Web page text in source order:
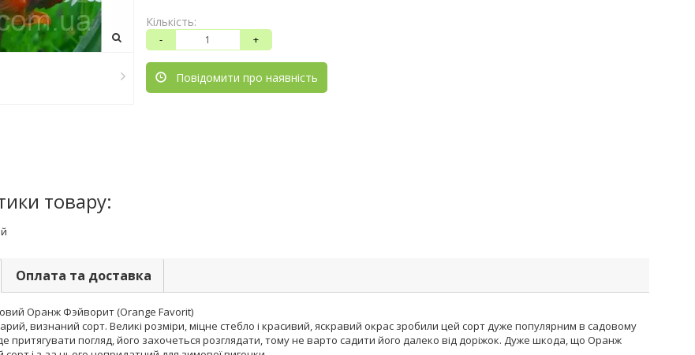
Кількість:
- +
Повідомити про наявність
товару:
Оплата та доставка
Оранж Фэйворит (Orange Favorit)
визнаний сорт. Великі розміри, міцне стебло і красивий, яскравий окрас зробили цей сорт дуже популярним в садовому
притягувати погляд, його захочеться розглядати, тому не варто садити його далеко від доріжок. Дуже шкода, що Оранж